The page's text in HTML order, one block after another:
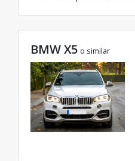
BMW X5 o similar